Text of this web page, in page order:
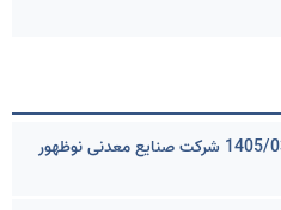
آگهی تمدید مزایده عمومی شماره 1405/03 شرکت صنایع معدنی نوظهور